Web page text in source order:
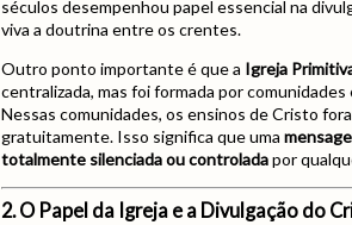
séculos desempenhou papel essencial na
viva a doutrina entre os crentes.
Outro ponto importante é que a Igreja
centralizada, mas foi formada por
Nessas comunidades, os ensinos de Cristo
gratuitamente. Isso significa que uma
totalmente silenciada ou controladapor
2. O Papel da Igreja e a Divulgação do